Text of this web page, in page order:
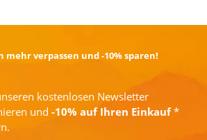
mehr verpassen und -10% sparen!
kostenlosen Newsletter
und -10% auf Ihren Einkauf*